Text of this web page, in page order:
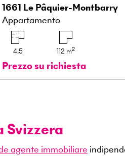
1661 Le Pâquier-Montbarry
Appartamento
4.5 112 m2
Prezzo su richiesta
agente immobiliare